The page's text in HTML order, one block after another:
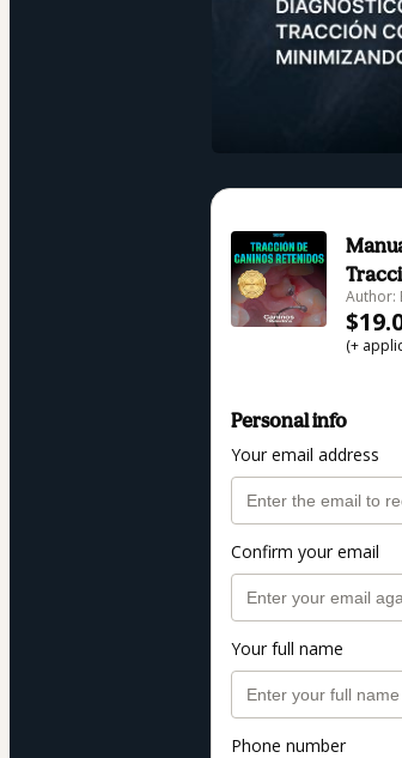
Author:
(+
Personal info
Your email address
Confirm your email
Your full name
Phone number